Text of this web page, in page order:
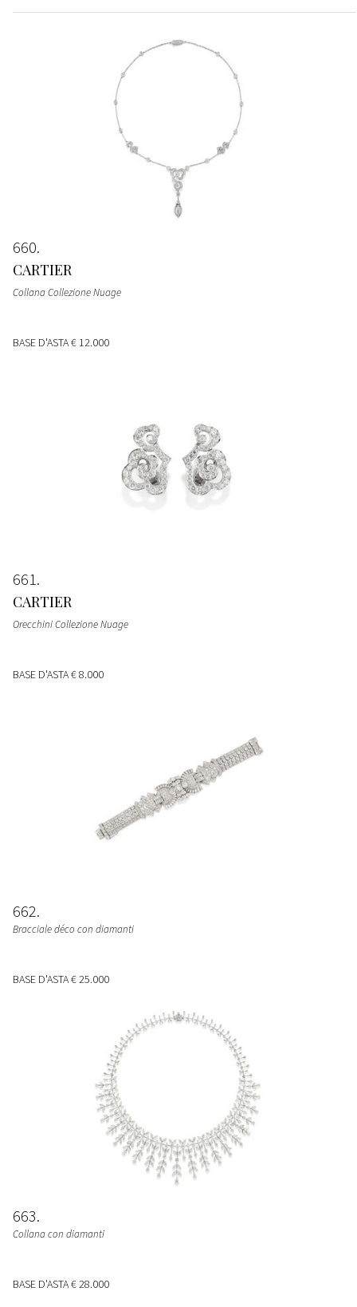
660
CARTIER
Collana Collezione Nuage
BASE D'ASTA€ 12.000
661
CARTIER
Orecchini Collezione Nuage
BASE D'ASTA€ 8.000
662
Bracciale déco con diamanti
BASE D'ASTA€ 25.000
663
Collana con diamanti
BASE D'ASTA€ 28.000